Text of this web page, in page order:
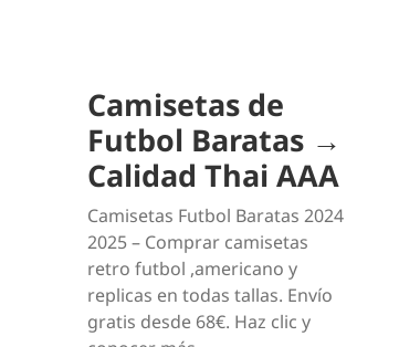
Camisetas de
Futbol Baratas →
Calidad Thai AAA
Camisetas Futbol Baratas 2024
2025 – Comprar camisetas
retro futbol ,americano y
replicas en todas tallas. Envío
gratis desde 68€. Haz clic y